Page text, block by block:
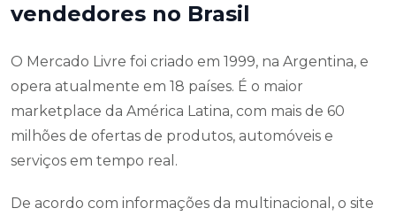
vendedores no Brasil
O Mercado Livre foi criado em 1999, na Argentina, e
opera atualmente em 18 países. É o maior
marketplace da América Latina, com mais de 60
milhões de ofertas de produtos, automóveis e
serviços em tempo real.
De acordo com informações da multinacional, o site